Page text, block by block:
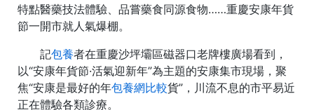
特點醫藥技法體驗、品嘗藥食同源食物……重慶安康年貨
節一開市就人氣爆棚。
記包養者在重慶沙坪壩區磁器口老牌樓廣場看到，
以“安康年貨節·活氣迎新年”為主題的安康集市現場，聚
焦“安康是最好的年包養網比較貨”，川流不息的市平易近
正在體驗各類診療。